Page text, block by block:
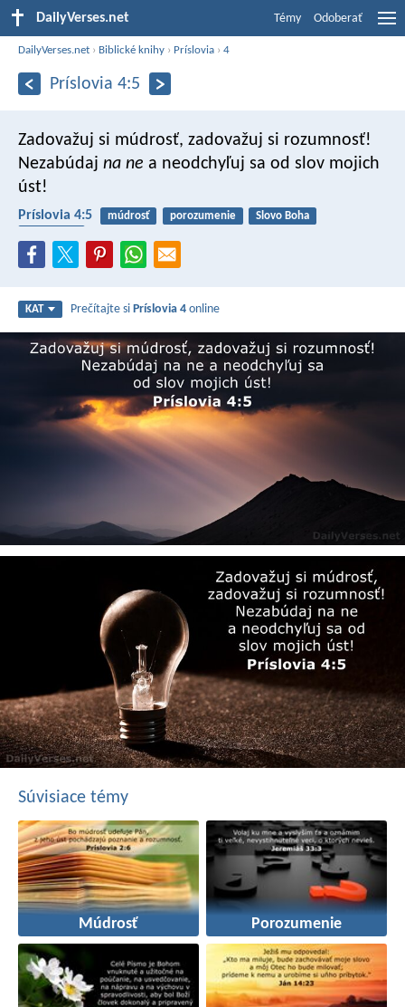
DailyVerses.net Témy Odoberať
DailyVerses.net › Biblické knihy › Príslovia ›4
Príslovia 4:5
Zadovažuj si múdrosť, zadovažuj si rozumnosť!
Nezabúdaj na ne a neodchyľuj sa od slov mojich
úst!
Príslovia 4:5 múdrosť porozumenie
Slovo Boha
KAT Prečítajte siPríslovia 4 online
Súvisiace témy
Múdrosť Porozumenie